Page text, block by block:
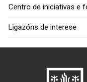
Centro de iniciativas e
Ligazóns de interese